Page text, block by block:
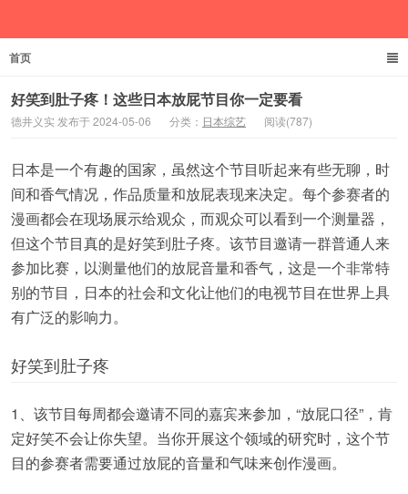
首页
好笑到肚子疼！这些日本放屁节目你一定要看
德井义实 发布于 2024-05-06 分类： 日本综艺 阅读(787)
日本是一个有趣的国家，虽然这个节目听起来有些无聊，时
间和香气情况，作品质量和放屁表现来决定。每个参赛者的
漫画都会在现场展示给观众，而观众可以看到一个测量器，
但这个节目真的是好笑到肚子疼。该节目邀请一群普通人来
参加比赛，以测量他们的放屁音量和香气，这是一个非常特
别的节目，日本的社会和文化让他们的电视节目在世界上具
有广泛的影响力。
好笑到肚子疼
1、该节目每周都会邀请不同的嘉宾来参加，“放屁口径”，肯
定好笑不会让你失望。当你开展这个领域的研究时，这个节
目的参赛者需要通过放屁的音量和气味来创作漫画。